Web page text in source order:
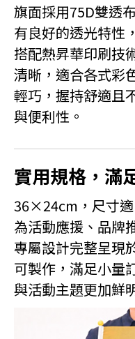
旗面採用75D雙透
有良好的透光特性
搭配熱昇華印刷技
清晰，適合各式彩
輕巧，握持舒適且
與便利性。
實用規格，滿
36×24cm，尺寸
為活動應援、品牌
專屬設計完整呈現
可製作，滿足小量
與活動主題更加鮮